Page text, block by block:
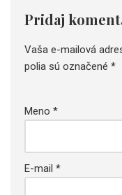
Pridaj
Vaša e-mailová
polia sú označené *
Meno *
E-mail *